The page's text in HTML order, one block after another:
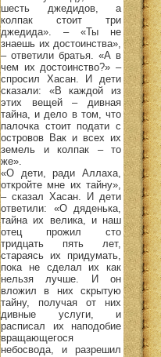
шесть джедидов, а
колпак стоит три
джедида». – «Ты не
знаешь их достоинства»,
– ответили братья. «А в
чем их достоинство?» –
спросил Хасан. И дети
сказали: «В каждой из
этих вещей – дивная
тайна, и дело в том, что
палочка стоит подати с
островов Вак и всех их
земель и колпак – то
же».
«О дети, ради Аллаха,
откройте мне их тайну»,
– сказал Хасан. И дети
ответили: «О дяденька,
тайна их велика, и наш
отец прожил сто
тридцать пять лет,
стараясь их придумать,
пока не сделал их как
нельзя лучше. И он
вложил в них скрытую
тайну, получая от них
дивные услуги, и
расписал их наподобие
вращающегося
небосвода, и разрешил